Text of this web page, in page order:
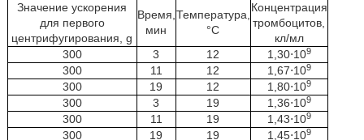
Значение ускорения
для первого
центрифугирования, g
Время,
мин
Температура,
°C
Концентрация
тромбоцитов,
кл/мл
300
3 12 1,30⋅109
300 11 12 1,67⋅109
300 19 12 1,80⋅109
300 3 19 1,36⋅109
300 11 19 1,43⋅109
300 19 19 1,45⋅109